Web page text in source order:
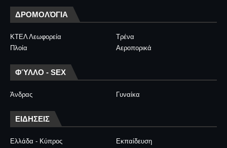
ΔΡΟΜΟΛΌΓΙΑ
ΚΤΕΛ Λεωφορεία
Τρένα
Πλοία
Αεροπορικά
ΦΎΛΛΟ - SEX
Άνδρας Γυναίκα
ΕΙΔΗΣΕΙΣ
Ελλάδα - Κύπρος
Εκπαίδευση